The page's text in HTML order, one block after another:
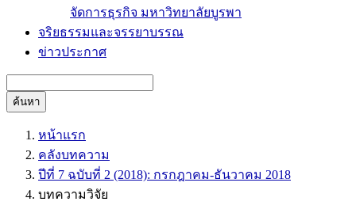
จัดการธุรกิจ มหาวิทยาลัยบูรพา
จริยธรรมและจรรยาบรรณ
ข่าวประกาศ
ค้นหา
หน้าแรก
คลังบทความ
ปีที่ 7 ฉบับที่ 2 (2018): กรกฎาคม-ธันวาคม 2018
บทความวิจัย